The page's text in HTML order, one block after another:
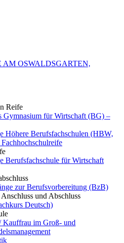
Reife
Gymnasium für Wirtschaft (BG) –
Höhere Berufsfachschulen (HBW,
Berufsfachschule für Wirtschaft
zur Berufsvorbereitung (BzB)
und Abschluss
Deutsch)
Kauffrau im Groß- und